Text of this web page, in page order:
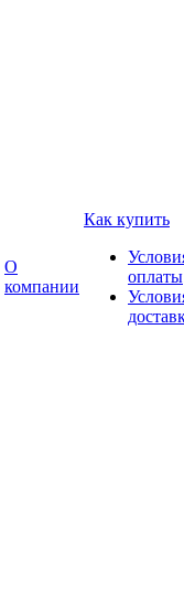
О
компании
Как купить
оплаты